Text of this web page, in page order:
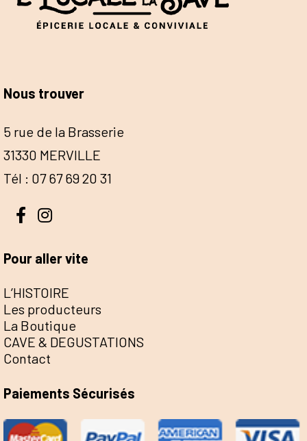
Nous trouver
5 rue de la Brasserie
31330 MERVILLE
Tél : 07 67 69 20 31
Pour aller vite
L’HISTOIRE
Les producteurs
La Boutique
CAVE & DEGUSTATIONS
Contact
Paiements Sécurisés